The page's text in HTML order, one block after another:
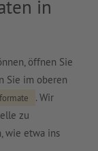
in
öffnen Sie
Sie im oberen
. Wir
zu
wie etwa ins